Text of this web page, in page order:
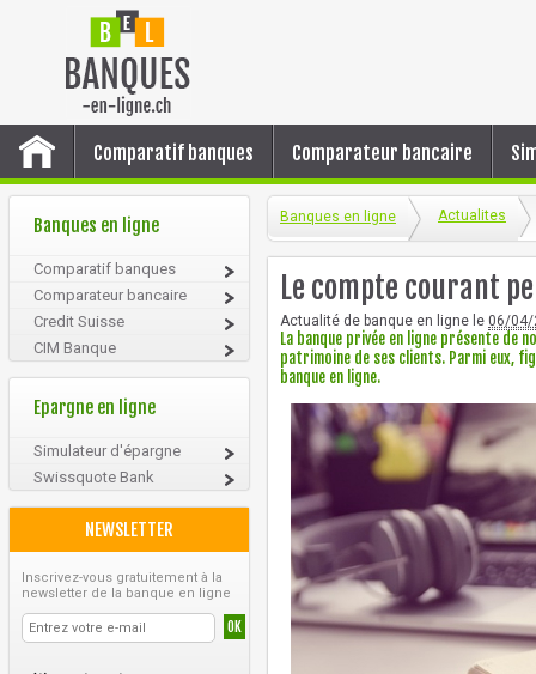
Comparatif banques Comparateur bancaire
Banques en ligne
Comparatif banques
Comparateur bancaire
Credit Suisse
CIM Banque
Epargne en ligne
Simulateur d'épargne
Swissquote Bank
NEWSLETTER
Inscrivez-vous gratuitement à la
newsletter de la banque en ligne
Banques en ligne Actualites
Le compte courant
Actualité de banque en ligne le 06/04/
La banque privée en ligne présente de
patrimoine de ses clients. Parmi eux,
banque en ligne.